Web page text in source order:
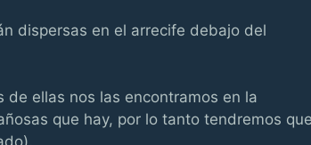
dispersas en el arrecife debajo del
de ellas nos las encontramos en la
que hay, por lo tanto tendremos